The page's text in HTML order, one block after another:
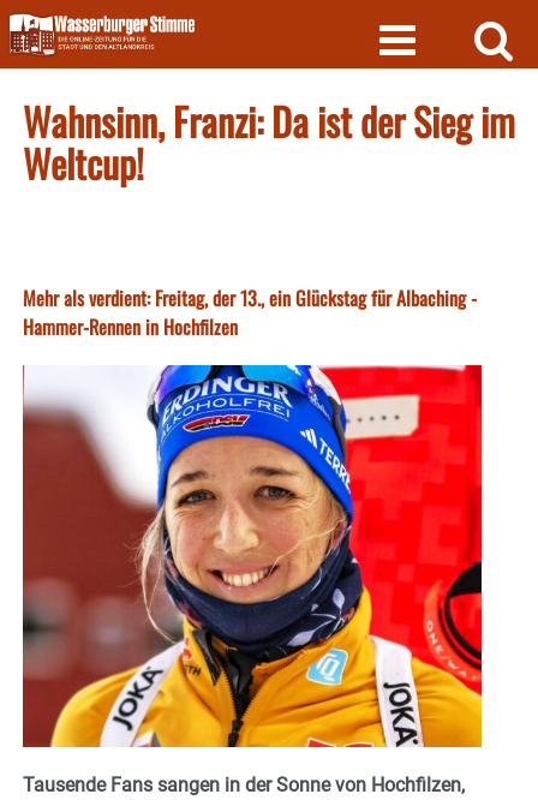
Skip
to
content
Wahnsinn, Franzi: Da ist der Sieg im
Weltcup!
Mehr als verdient: Freitag, der 13., ein Glückstag für Albaching -
Hammer-Rennen in Hochfilzen
Tausende Fans sangen in der Sonne von Hochfilzen,